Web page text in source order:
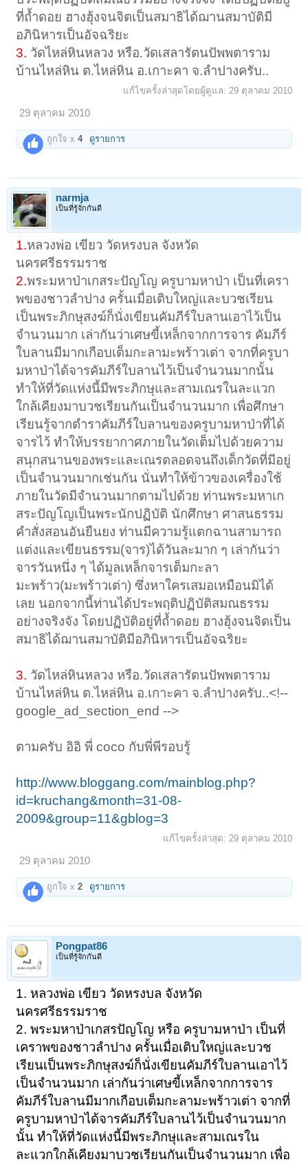
ที่ถ้ำดอย ฮางฮุ้งจนจิตเป็นสมาธิได้ฌานสมาบัติมี
อภินิหารเป็นอัจฉริยะ
3. วัดไหล่หินหลวง หรือ.วัดเสลารัตนปัพพตาราม
บ้านไหล่หิน ต.ไหล่หิน อ.เกาะคา จ.ลำปางครับ..
แก้ไขครั้งล่าสุดโดยผู้ดูแล: 29 ตุลาคม 2010
29 ตุลาคม 2010
ถูกใจ x4 ดูรายการ
narmja
เป็นที่รู้จักกันดี
1.หลวงพ่อ เขียว วัดหรงบล จังหวัด
นครศรีธรรมราช
2.พระมหาป่าเกสระปัญโญ ครูบามหาป่า เป็นที่เครา
พของชาวลำปาง ครั้นเมื่อเติบใหญ่และบวชเรียน
เป็นพระภิกษุสงฆ์ก็นั่งเขียนคัมภีร์ใบลานเอาไว้เป็น
จำนวนมาก เล่ากันว่าเศษขี้เหล็กจากการจาร คัมภีร์
ใบลานมีมากเกือบเต็มกะลามะพร้าวเต่า จากที่ครูบา
มหาป่าได้จารคัมภีร์ใบลานไว้เป็นจำนวนมากนั้น
ทำให้ที่วัดแห่งนี้มีพระภิกษุและสามเณรในละแวก
ใกล้เคียงมาบวชเรียนกันเป็นจำนวนมาก เพื่อศึกษา
เรียนรู้จากตำราคัมภีร์ใบลานของครูบามหาป่าที่ได้
จารไว้ ทำให้บรรยากาศภายในวัดเต็มไปด้วยความ
สนุกสนานของพระและเณรตลอดจนถึงเด็กวัดที่มีอยู่
เป็นจำนวนมากเช่นกัน นั่นทำให้ข้าวของเครื่องใช้
ภายในวัดมีจำนวนมากตามไปด้วย ท่านพระมหาเก
สระปัญโญเป็นพระนักปฏิบัติ นักศึกษา ศาสนธรรม
คำสั่งสอนอันยืนยง ท่านมีความรู้แตกฉานสามารถ
แต่งและเขียนธรรม(จาร)ได้วันละมาก ๆ เล่ากันว่า
จารวันหนึ่ง ๆ ได้มูลเหล็กจารเต็มกะลา
มะพร้าว(มะพร้าวเต่า) ซึ่งหาใครเสมอเหมือนมิได้
เลย นอกจากนี้ท่านได้ประพฤติปฏิบัติสมณธรรม
อย่างจริงจัง โดยปฏิบัติอยู่ที่ถ้ำดอย ฮางฮุ้งจนจิตเป็น
สมาธิได้ฌานสมาบัติมีอภินิหารเป็นอัจฉริยะ
3. วัดไหล่หินหลวง หรือ.วัดเสลารัตนปัพพตาราม
บ้านไหล่หิน ต.ไหล่หิน อ.เกาะคา จ.ลำปางครับ..<!--
google_ad_section_end -->
ตามครับ อิอิ พี่ coco กับพี่พีรอบรู้
http://www.bloggang.com/mainblog.php?
id=kruchang&month=31-08-
2009&group=11&gblog=3
แก้ไขครั้งล่าสุด: 29 ตุลาคม 2010
29 ตุลาคม 2010
ถูกใจ x2 ดูรายการ
Pongpat86
เป็นที่รู้จักกันดี
1. หลวงพ่อ เขียว วัดหรงบล จังหวัด
นครศรีธรรมราช
2. พระมหาป่าเกสรปัญโญ หรือ ครูบามหาป่า เป็นที่
เคราพของชาวลำปาง ครั้นเมื่อเติบใหญ่และบวช
เรียนเป็นพระภิกษุสงฆ์ก็นั่งเขียนคัมภีร์ใบลานเอาไว้
เป็นจำนวนมาก เล่ากันว่าเศษขี้เหล็กจากการจาร
คัมภีร์ใบลานมีมากเกือบเต็มกะลามะพร้าวเต่า จากที่
ครูบามหาป่าได้จารคัมภีร์ใบลานไว้เป็นจำนวนมาก
นั้น ทำให้ที่วัดแห่งนี้มีพระภิกษุและสามเณรใน
ละแวกใกล้เคียงมาบวชเรียนกันเป็นจำนวนมาก เพื่อ